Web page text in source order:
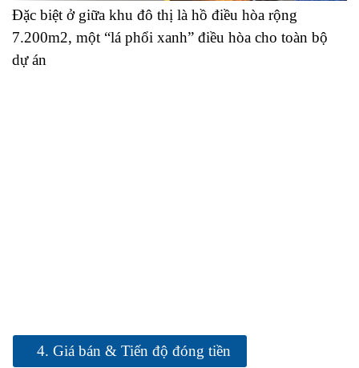
Đặc biệt ở giữa khu đô thị là hồ điều hòa rộng
7.200m2, một “lá phổi xanh” điều hòa cho toàn bộ
dự án
4. Giá bán & Tiến độ đóng tiền